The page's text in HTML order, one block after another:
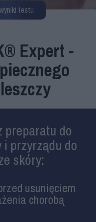
testu
Expert -
preparatu do
przyrządu do
skóry:
usunięciem
chorobą